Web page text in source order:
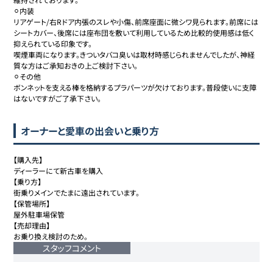
⚪︎内装
リアゲート/右Rドア内張のスレや小傷、前席座面に微シワ見られます。前席には
シートカバー、後席には座布団を敷いて利用しているため比較的使用感は低く
抑えられている印象です。
喫煙車両になります。きついタバコ臭いは取材時感じられませんでしたが、神経
質な方はご承知おきの上ご検討下さい。
⚪︎その他
ボンネットを支える棒を格納するプラパーツが欠けております。普段使いに支障
はないですがご了承下さい。
オーナーと愛車の出会いと乗り方
【購入先】
ディーラーにて新古車を購入
【乗り方】
街乗りメインでたまに遠出されています。
【保管場所】
屋外駐車場保管
【売却理由】
お乗り換え検討のため。
スタッフコメント